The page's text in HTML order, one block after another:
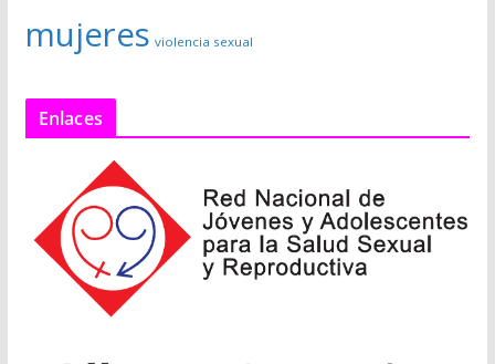
mujeres violencia sexual
Enlaces